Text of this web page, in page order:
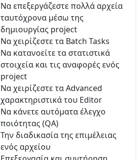
Να επεξεργάζεστε πολλά αρχεία
ταυτόχρονα μέσω της
δημιουργίας project
Να χειρίζεστε τα Batch Tasks
Να κατανοείτε τα στατιστικά
στοιχεία και τις αναφορές ενός
project
Να χειρίζεστε τα Advanced
χαρακτηριστικά του Editor
Να κάνετε αυτόματα έλεγχο
ποιότητας (QA)
Την διαδικασία της επιμέλειας
ενός αρχείου